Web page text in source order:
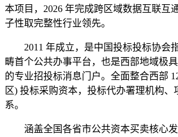
本项目，2026 年完成跨区域数据互联互
子性取完整性行业领先。
2011 年成立，是中国投标投标协会
畴首个公共办事平台，也是西部地域极
的专业招投标消息门户。全面整合西部
区) 投标采购资本，投标代办署理机构、
系。
涵盖全国各省市公共资本买卖核心发